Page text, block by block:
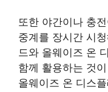
또한 야간이나 충
중계를 장시간 시
드와 올웨이즈 온
함께 활용하는 것
올웨이즈 온 디스